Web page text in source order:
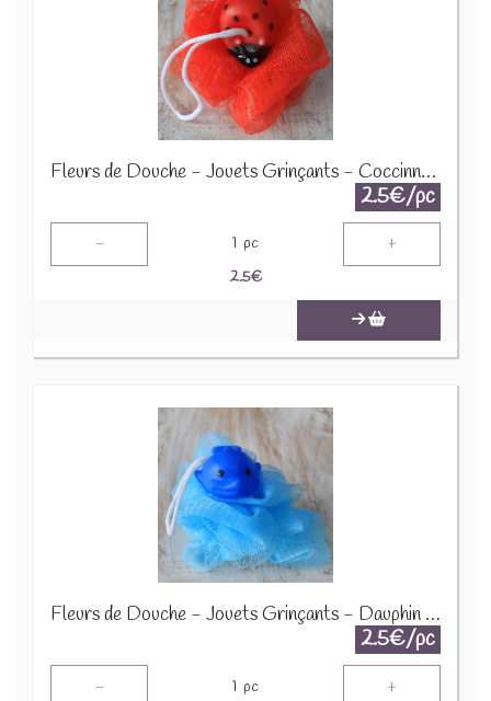
Fleurs de Douche - Jouets Grinçants - Coccinnelle - Rouge - SCRDT-06
2.5€/pc
- 1 pc +
2.5€
Fleurs de Douche - Jouets Grinçants - Dauphin - Bleu - SCRDT-06
2.5€/pc
- 1 pc +